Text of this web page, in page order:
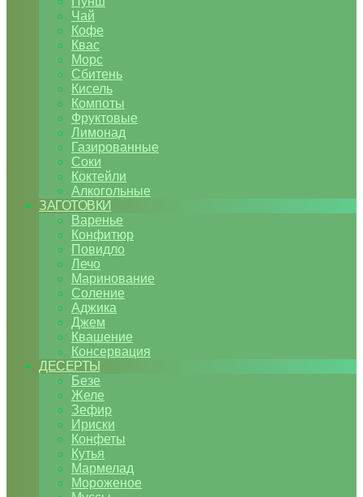
Чай
Кофе
Квас
Морс
Сбитень
Кисель
Компоты
Фруктовые
Лимонад
Газированные
Соки
Коктейли
Алкогольные
ЗАГОТОВКИ
Варенье
Конфитюр
Повидло
Лечо
Маринование
Соление
Аджика
Джем
Квашение
Консервация
ДЕСЕРТЫ
Безе
Желе
Зефир
Ириски
Конфеты
Кутья
Мармелад
Мороженое